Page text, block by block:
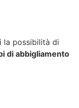
la possibilità di
di abbigliamento